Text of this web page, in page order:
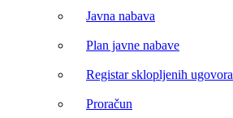
Javna nabava
Plan javne nabave
Registar sklopljenih ugovora
Proračun